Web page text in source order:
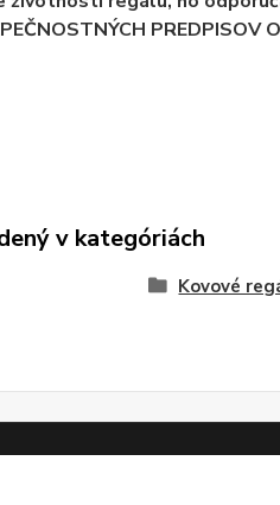
PREDPISOV
v kategóriách
Kovové